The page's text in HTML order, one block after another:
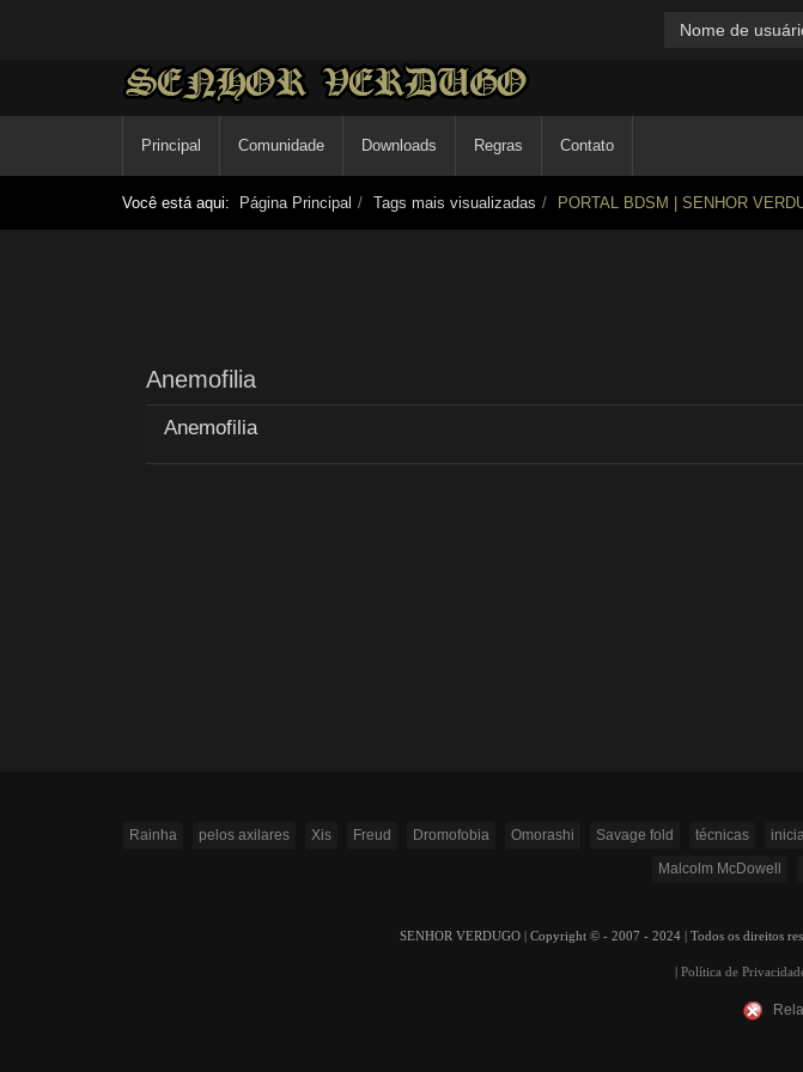
Principal Comunidade Downloads Regras Contato
Você está aqui: Página Principal Tags mais visualizadas PORTAL BDSM | SENHOR
Anemofilia
Anemofilia
Rainha pelos axilares Xis Freud Dromofobia Omorashi Savage fold técnicas
Malcolm McDowell
SENHOR VERDUGO | Copyright © - 2007 - 2024 | Todos os direitos
Política de